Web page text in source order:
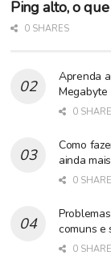
Ping alto, o
0 SHARES
Aprenda
Megabyte
0
Como
ainda
0
comuns e
0